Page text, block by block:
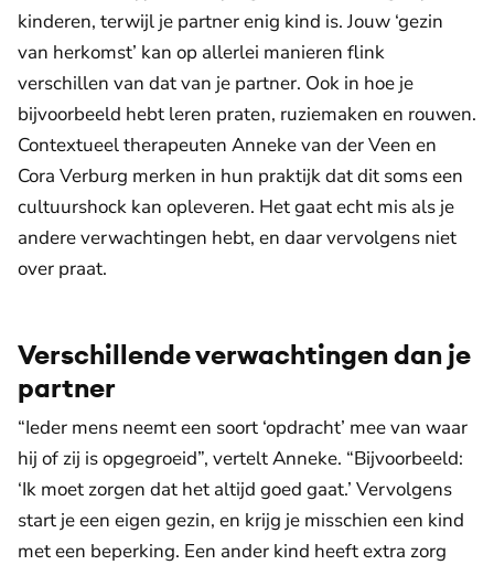
kinderen, terwijl je partner enig kind is. Jouw ‘gezin
van herkomst’ kan op allerlei manieren flink
verschillen van dat van je partner. Ook in hoe je
bijvoorbeeld hebt leren praten, ruziemaken en rouwen.
Contextueel therapeuten Anneke van der Veen en
Cora Verburg merken in hun praktijk dat dit soms een
cultuurshock kan opleveren. Het gaat echt mis als je
andere verwachtingen hebt, en daar vervolgens niet
over praat.
Verschillende verwachtingen dan je
partner
“Ieder mens neemt een soort ‘opdracht’ mee van waar
hij of zij is opgegroeid”, vertelt Anneke. “Bijvoorbeeld:
‘Ik moet zorgen dat het altijd goed gaat.’ Vervolgens
start je een eigen gezin, en krijg je misschien een kind
met een beperking. Een ander kind heeft extra zorg